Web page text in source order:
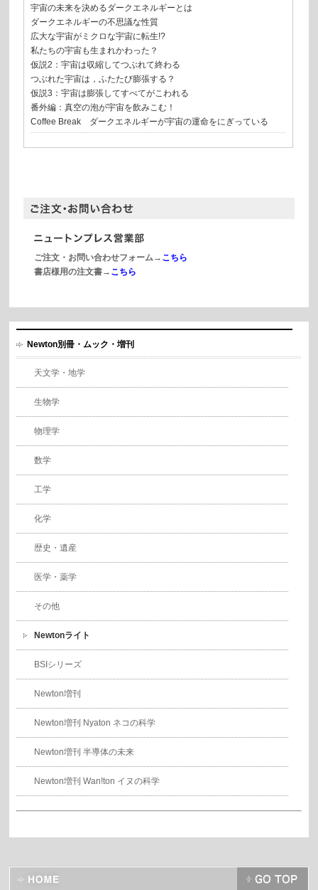
宇宙の未来を決めるダークエネルギーとは
ダークエネルギーの不思議な性質
広大な宇宙がミクロな宇宙に転生!?
私たちの宇宙も生まれかわった？
仮説2：宇宙は収縮してつぶれて終わる
つぶれた宇宙は，ふたたび膨張する？
仮説3：宇宙は膨張してすべてがこわれる
番外編：真空の泡が宇宙を飲みこむ！
Coffee Break ダークエネルギーが宇宙の運命をにぎっている
ご注文・お問い合わせフォーム→ こちら
書店様用の注文書→ こちら
Newton別冊・ムック・増刊
天文学・地学
生物学
物理学
数学
工学
化学
歴史・遺産
医学・薬学
その他
Newtonライト
BSIシリーズ
Newton増刊
Newton増刊 Nyaton ネコの科学
Newton増刊 半導体の未来
Newton増刊 Wan!ton イヌの科学